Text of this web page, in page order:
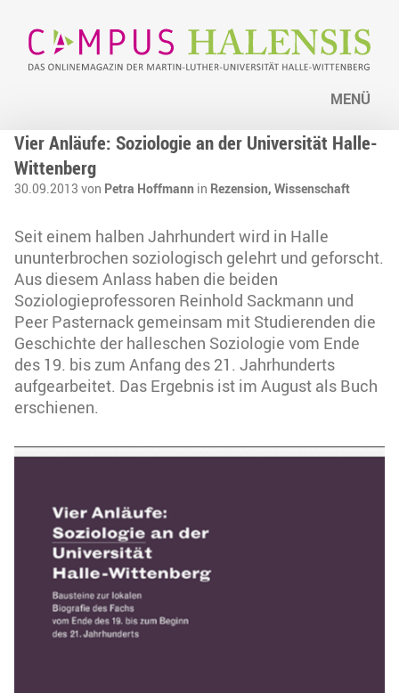
MENÜ
Vier Anläufe: Soziologie an der Universität Halle-
Wittenberg
30.09.2013 von Petra Hoffmann in Rezension, Wissenschaft
Seit einem halben Jahrhundert wird in Halle
ununterbrochen soziologisch gelehrt und geforscht.
Aus diesem Anlass haben die beiden
Soziologieprofessoren Reinhold Sackmann und
Peer Pasternack gemeinsam mit Studierenden die
Geschichte der halleschen Soziologie vom Ende
des 19. bis zum Anfang des 21. Jahrhunderts
aufgearbeitet. Das Ergebnis ist im August als Buch
erschienen.